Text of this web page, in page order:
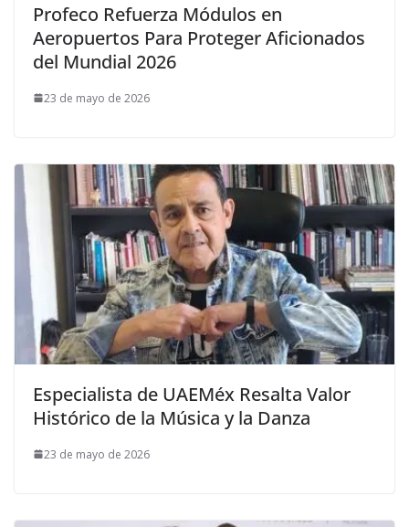
Profeco Refuerza Módulos en
Aeropuertos Para Proteger Aficionados
del Mundial 2026
23 de mayo de 2026
Especialista de UAEMéx Resalta Valor
Histórico de la Música y la Danza
23 de mayo de 2026